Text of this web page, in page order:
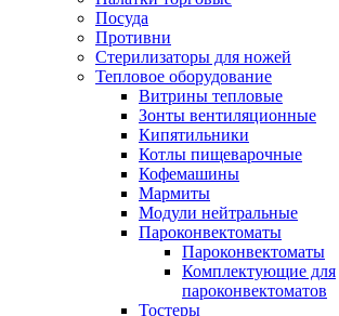
Посуда
Противни
Стерилизаторы для ножей
Тепловое оборудование
Витрины тепловые
Зонты вентиляционные
Кипятильники
Котлы пищеварочные
Кофемашины
Мармиты
Модули нейтральные
Пароконвектоматы
Пароконвектоматы
Комплектующие для
пароконвектоматов
Тостеры